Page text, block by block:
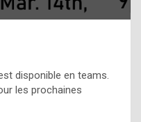
disponible en teams.
les prochaines